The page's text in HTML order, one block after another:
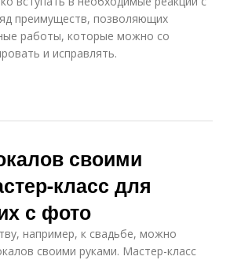
преимуществ, позволяющих
работы, которые можно со
и исправлять.
своими
класс для
с фото
например, к свадьбе, можно
своими руками. Мастер-класс